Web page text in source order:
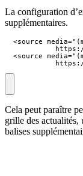
La configuration
supplémentaires.
<source
<source
Cela peut paraître
grille des actualités,
balises